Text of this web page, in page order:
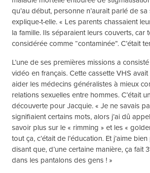
qu’au début, personne n’aurait parlé de
explique-t-elle. « Les parents chassaient
la famille. Ils séparaient leurs couverts, car
considérée comme “contaminée”. C’était
L’une de ses premières missions a
vidéo en français. Cette cassette VHS
aider les médecins généralistes à mieux
relations sexuelles entre hommes. C’était
découverte pour Jacquie. « Je ne savais
signifiaient certains mots, alors j’ai dû
savoir plus sur le « rimming » et les «
tout ça, c’était de l’éducation. Et j’aime
disant que, d’une certaine manière, ça fait
dans les pantalons des gens ! »